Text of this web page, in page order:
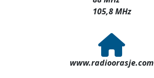
105,8 MHz
www.radioorasje.com